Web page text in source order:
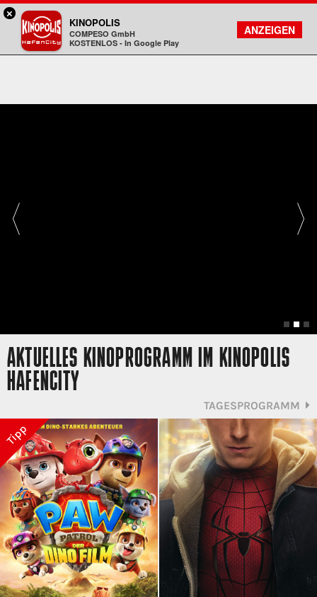
Kinopolis
FILMSUCHE
KONTO
AKTUELLES KINOPROGRAMM IM KINOPOLIS
HAFENCITY
TAGESPROGRAMM
Tipp
×
KINOPOLIS
COMPESO GmbH
KOSTENLOS - In Google Play
ANZEIGEN